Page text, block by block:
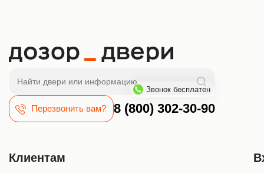
Клиентам
Поиск
Перезвонить вам? 8 (800) 302-30-90
Звонок бесплатен